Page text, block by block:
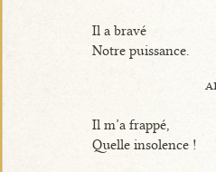
Il a bravé
Notre puissance.
Il m’a frappé,
Quelle insolence !